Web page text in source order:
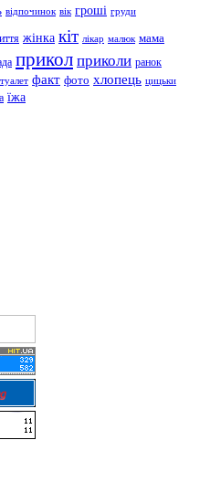
відпочинок вік гроші груди
жінка кіт лікар малюк мама
прикол приколи ранок
туалет факт фото хлопець цицьки
їжа